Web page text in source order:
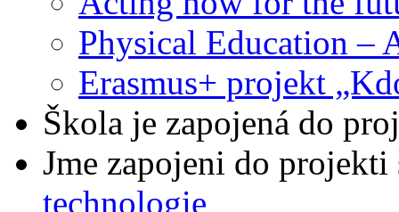
Physical Education –
Erasmus+ projekt
Škola je zapojená do
Jme zapojeni do
technologie